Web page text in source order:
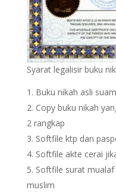
Syarat legalisir buku
Buku nikah asli
Copy buku nikah
2 rangkap
Softfile ktp dan
Softfile akte cerai
Softfile surat
muslim